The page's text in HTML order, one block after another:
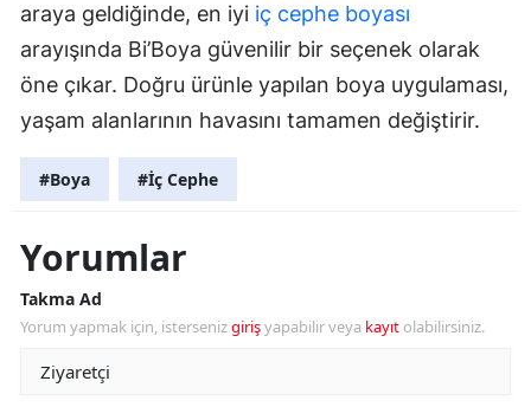
araya geldiğinde, en iyi iç cephe boyası
arayışında Bi’Boya güvenilir bir seçenek olarak
öne çıkar. Doğru ürünle yapılan boya uygulaması,
yaşam alanlarının havasını tamamen değiştirir.
#Boya #İç Cephe
Yorumlar
Takma Ad
Yorum yapmak için, istersenizgirişyapabilir veya kayıt olabilirsiniz.